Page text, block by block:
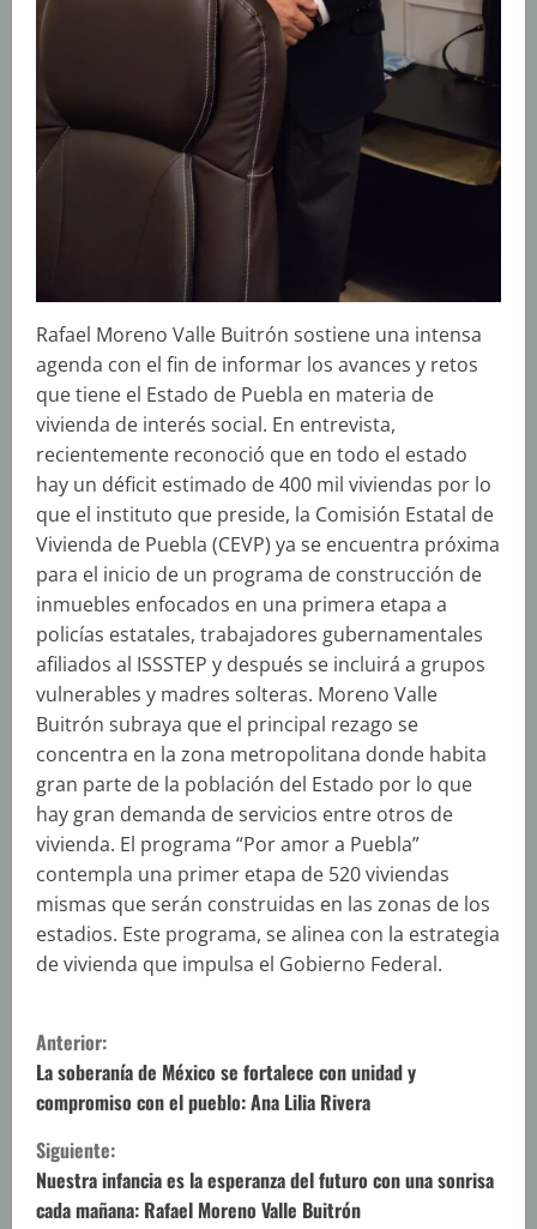
Rafael Moreno Valle Buitrón sostiene una intensa
agenda con el fin de informar los avances y retos
que tiene el Estado de Puebla en materia de
vivienda de interés social. En entrevista,
recientemente reconoció que en todo el estado
hay un déficit estimado de 400 mil viviendas por lo
que el instituto que preside, la Comisión Estatal de
Vivienda de Puebla (CEVP) ya se encuentra próxima
para el inicio de un programa de construcción de
inmuebles enfocados en una primera etapa a
policías estatales, trabajadores gubernamentales
afiliados al ISSSTEP y después se incluirá a grupos
vulnerables y madres solteras. Moreno Valle
Buitrón subraya que el principal rezago se
concentra en la zona metropolitana donde habita
gran parte de la población del Estado por lo que
hay gran demanda de servicios entre otros de
vivienda. El programa “Por amor a Puebla”
contempla una primer etapa de 520 viviendas
mismas que serán construidas en las zonas de los
estadios. Este programa, se alinea con la estrategia
de vivienda que impulsa el Gobierno Federal.
S
i
g
u
Anterior:
La soberanía de México se fortalece con unidad y
compromiso con el pueblo: Ana Lilia Rivera
Siguiente:
Nuestra infancia es la esperanza del futuro con una sonrisa
cada mañana: Rafael Moreno Valle Buitrón